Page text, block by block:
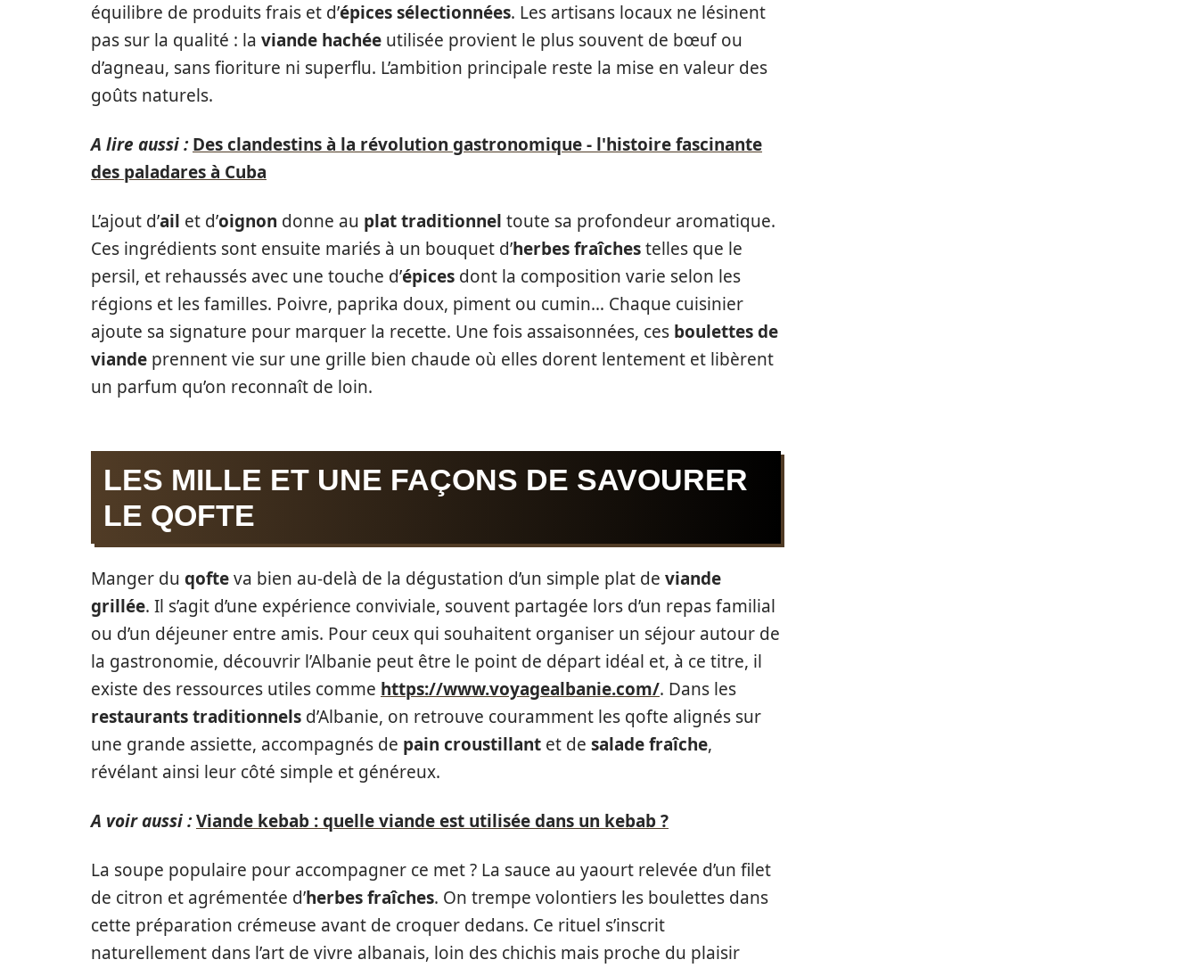
équilibre de produits frais et d’épices sélectionnées. Les artisans locaux ne lésinent
pas sur la qualité : la viande hachée utilisée provient le plus souvent de bœuf ou
d’agneau, sans fioriture ni superflu. L’ambition principale reste la mise en valeur des
goûts naturels.
A lire aussi : Des clandestins à la révolution gastronomique - l'histoire fascinante
des paladares à Cuba
L’ajout d’ail et d’oignon donne au plat traditionnel toute sa profondeur aromatique.
Ces ingrédients sont ensuite mariés à un bouquet d’herbes fraîchestelles que le
persil, et rehaussés avec une touche d’épices dont la composition varie selon les
régions et les familles. Poivre, paprika doux, piment ou cumin… Chaque cuisinier
ajoute sa signature pour marquer la recette. Une fois assaisonnées, ces boulettes de
viande prennent vie sur une grille bien chaude où elles dorent lentement et libèrent
un parfum qu’on reconnaît de loin.
LES MILLE ET UNE FAÇONS DE SAVOURER
LE QOFTE
Manger du qofteva bien au-delà de la dégustation d’un simple plat de viande
grillée. Il s’agit d’une expérience conviviale, souvent partagée lors d’un repas familial
ou d’un déjeuner entre amis. Pour ceux qui souhaitent organiser un séjour autour de
la gastronomie, découvrir l’Albanie peut être le point de départ idéal et, à ce titre, il
existe des ressources utiles comme https://www.voyagealbanie.com/. Dans les
restaurants traditionnels d’Albanie, on retrouve couramment les qofte alignés sur
une grande assiette, accompagnés de pain croustillant et de salade fraîche,
révélant ainsi leur côté simple et généreux.
A voir aussi :Viande kebab : quelle viande est utilisée dans un kebab ?
La soupe populaire pour accompagner ce met ? La sauce au yaourt relevée d’un filet
de citron et agrémentée d’herbes fraîches. On trempe volontiers les boulettes dans
cette préparation crémeuse avant de croquer dedans. Ce rituel s’inscrit
naturellement dans l’art de vivre albanais, loin des chichis mais proche du plaisir